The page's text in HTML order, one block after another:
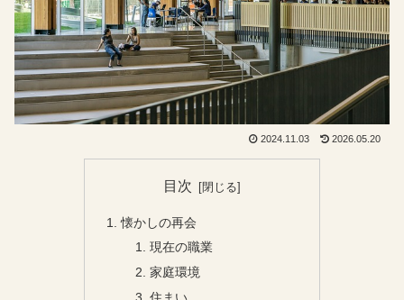
2024.11.03 2026.05.20
目次
懐かしの再会
現在の職業
家庭環境